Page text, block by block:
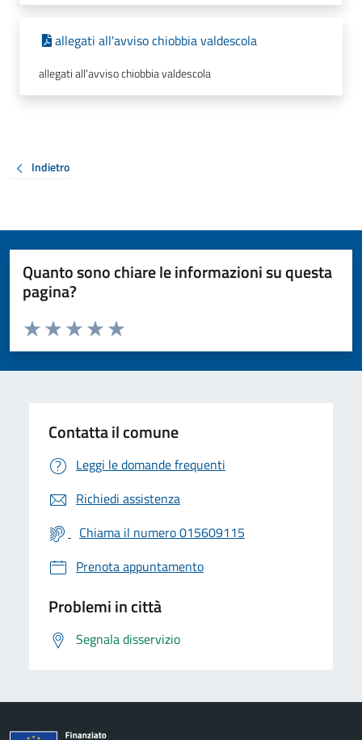
allegati all'avviso chiobbia valdescola
allegati all'avviso chiobbia valdescola
Indietro
Quanto sono chiare le informazioni su questa
pagina?
Valuta da 1 a 5 stelle la pagina
Valuta 5 stelle su 5
Valuta 4 stelle su 5
Valuta 3 stelle su 5
Valuta 2 stelle su 5
Valuta 1 stelle su 5
Contatta il comune
Leggi le domande frequenti
Richiedi assistenza
Chiama il numero 015609115
Prenota appuntamento
Problemi in città
Segnala disservizio